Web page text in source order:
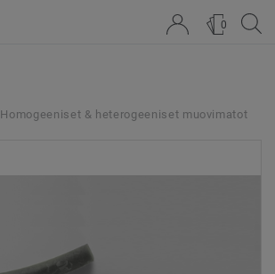
0
& heterogeeniset muovimatot